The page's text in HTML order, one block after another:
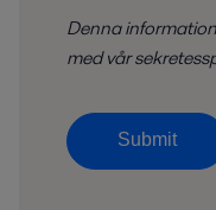
Denna
medvår
Submit